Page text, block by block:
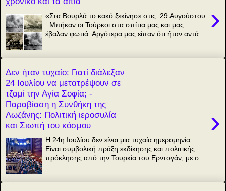
›
«Στα Βουρλά το κακό ξεκίνησε στις 29 Αυγούστου
. Μπήκαν οι Τούρκοι στα σπίτια μας και μας
έβαλαν φωτιά. Αργότερα μας είπαν ότι ήταν αντά...
Δεν ήταν τυχαίο: Γιατί διάλεξαν
24 Ιουλίου να μετατρέψουν σε
τζαμί την Αγία Σοφία; -
Παραβίαση η Συνθήκη της
Λωζάνης: Πολιτική ιεροσυλία
και Σιωπή του κόσμου
›
Η 24η Ιουλίου δεν είναι μια τυχαία ημερομηνία.
Είναι συμβολική πράξη εκδίκησης και πολιτικής
πρόκλησης από την Τουρκία του Ερντογάν, με σ...